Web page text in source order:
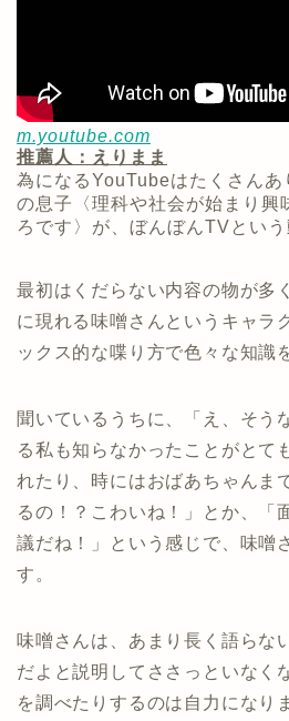
m.youtube.com
推薦人：えりまま
為になるYouTubeはたくさん
の息子〈理科や社会が始まり興
ろです〉が、ぼんぼんTVという
最初はくだらない内容の物が多
に現れる味噌さんというキャラ
ックス的な喋り方で色々な知識
聞いているうちに、「え、そう
る私も知らなかったことがとて
れたり、時にはおばあちゃんま
るの！？こわいね！」とか、「
議だね！」という感じで、味噌
す。
味噌さんは、あまり長く語らな
だよと説明してささっといなく
を調べたりするのは自力になり